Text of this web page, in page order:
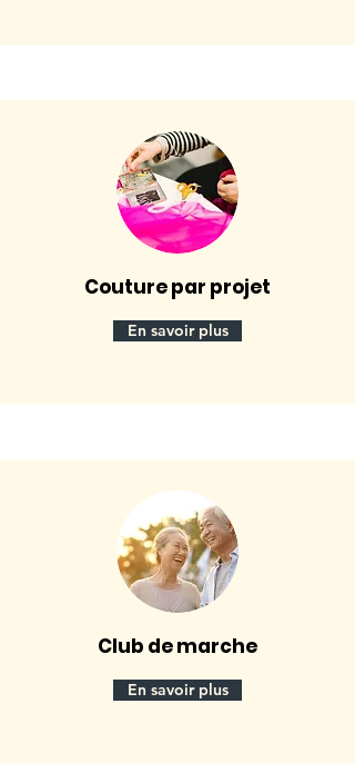
Couture par projet
En savoir plus
Club de marche
En savoir plus